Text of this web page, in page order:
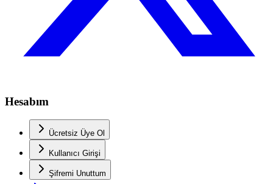
Hesabım
Ücretsiz Üye Ol
Kullanıcı Girişi
Şifremi Unuttum